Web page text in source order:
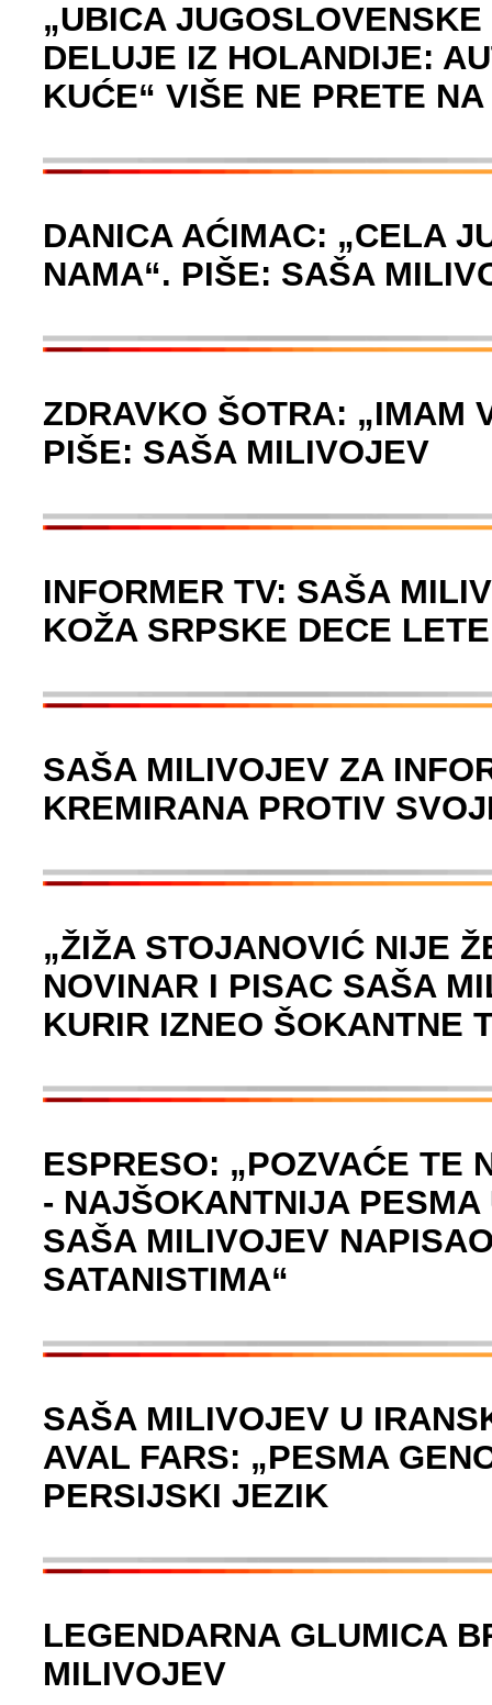
„UBICA
DELUJE IZ HOLANDIJE:
KUĆE“ VIŠE NE PRETE
DANICA AĆIMAC: „CELA
NAMA“. PIŠE: SAŠA
ZDRAVKO ŠOTRA: „IMAM
PIŠE: SAŠA MILIVOJEV
INFORMER TV: SAŠA
KOŽA SRPSKE DECE
SAŠA MILIVOJEV ZA
KREMIRANA PROTIV
„ŽIŽA STOJANOVIĆ NIJE
NOVINAR I PISAC SAŠA
KURIR IZNEO ŠOKANTNE
ESPRESO: „POZVAĆE TE
- NAJŠOKANTNIJA
SAŠA MILIVOJEV
SATANISTIMA“
SAŠA MILIVOJEV U
AVAL FARS: „PESMA
PERSIJSKI JEZIK
LEGENDARNA GLUMICA
MILIVOJEV